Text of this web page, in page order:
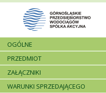
OGÓLNE
PRZEDMIOT
ZAŁĄCZNIKI
WARUNKI SPRZEDAJĄCEGO